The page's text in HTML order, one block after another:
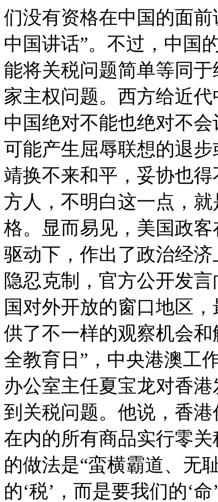
们没有资格在中国的面
中国讲话”。不过，中国
能将关税问题简单等同
家主权问题。西方给近
中国绝对不能也绝对不
可能产生屈辱联想的退
靖换不来和平，妥协也
方人，不明白这一点，
格。显而易见，美国政
驱动下，作出了政治经
隐忍克制，官方公开发
国对外开放的窗口地区
供了不一样的观察机会
全教育日”，中央港澳工
办公室主任夏宝龙对香
到关税问题。他说，香
在内的所有商品实行零
的做法是“蛮横霸道、无
的‘税’，而是要我们的‘